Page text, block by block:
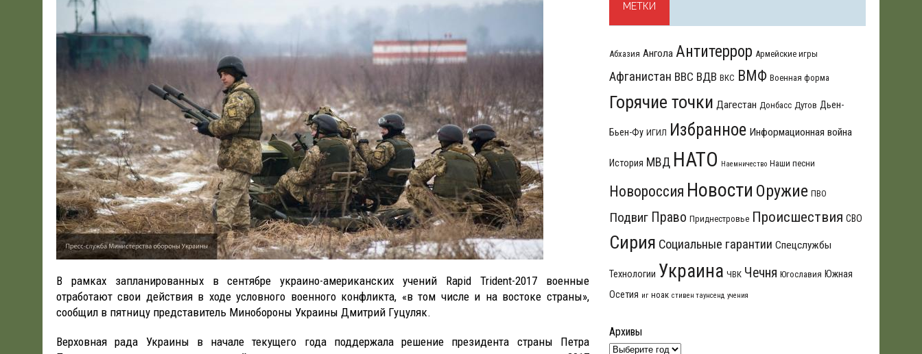
В рамках запланированных в сентябре украино-американских учений Rapid Trident-2017 военные
отработают свои действия в ходе условного военного конфликта, «в том числе и на востоке страны»,
сообщил в пятницу представитель Минобороны Украины Дмитрий Гуцуляк.
Верховная рада Украины в начале текущего года поддержала решение президента страны Петра
МЕТКИ
Абхазия Ангола Антитеррор Армейские игры
Афганистан ВВС ВДВ ВКС ВМФ Военная форма
Горячие точки Дагестан Донбасс Дутов Дьен-
Бьен-Фу ИГИЛ Избранное Информационная война
История МВД НАТО Наемничество Наши песни
Новороссия Новости Оружие ПВО
Подвиг Право Приднестровье Происшествия СВО
Сирия Социальные гарантии Спецслужбы
Технологии Украина ЧВК Чечня Югославия Южная
Осетия иг ноак стивен таунсенд учения
Архивы